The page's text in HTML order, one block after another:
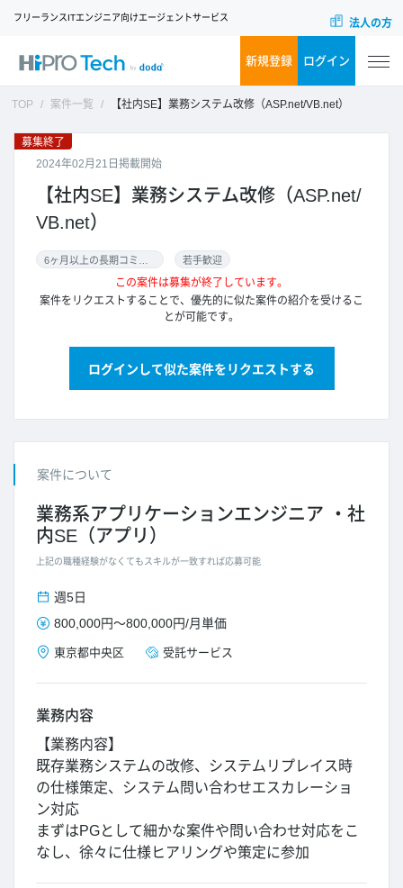
フリーランスITエンジニア向けエージェントサービス 法人の方
新規登録 ログイン
TOP 案件一覧 【社内SE】業務システム改修（ASP.net/VB.net）
募集終了
2024年02月21日掲載開始
【社内SE】業務システム改修（ASP.net/
VB.net）
若手歓迎
この案件は募集が終了しています。
案件をリクエストすることで、優先的に似た案件の紹介を受けるこ
とが可能です。
ログインして似た案件をリクエストする
案件について
業務系アプリケーションエンジニア
社
内SE（アプリ）
上記の職種経験がなくてもスキルが一致すれば応募可能
週5日
800,000円～800,000円/月単価
東京都中央区 受託サービス
業務内容
【業務内容】
既存業務システムの改修、システムリプレイス時
の仕様策定、システム問い合わせエスカレーショ
ン対応
まずはPGとして細かな案件や問い合わせ対応をこ
なし、徐々に仕様ヒアリングや策定に参加